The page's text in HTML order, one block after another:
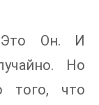
Он. И
Но
того, что